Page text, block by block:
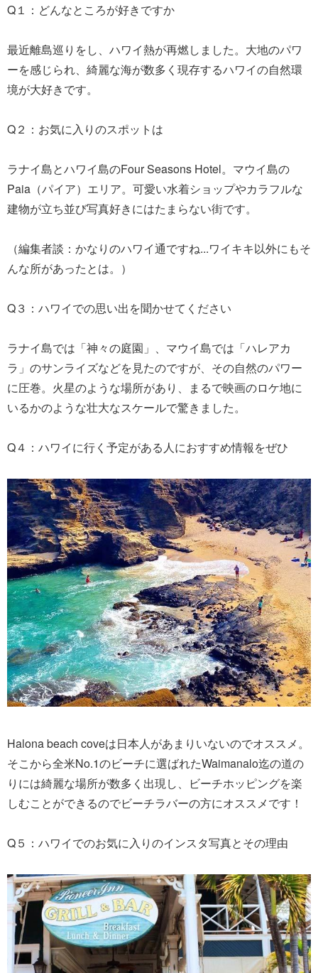
Q１：どんなところが好きですか
最近離島巡りをし、ハワイ熱が再燃しました。大地のパワ
ーを感じられ、綺麗な海が数多く現存するハワイの自然環
境が大好きです。
Q２：お気に入りのスポットは
ラナイ島とハワイ島のFour Seasons Hotel。マウイ島の
Paia（パイア）エリア。可愛い水着ショップやカラフルな
建物が立ち並び写真好きにはたまらない街です。
（編集者談：かなりのハワイ通ですね...ワイキキ以外にもそ
んな所があったとは。）
Q３：ハワイでの思い出を聞かせてください
ラナイ島では「神々の庭園」、マウイ島では「ハレアカ
ラ」のサンライズなどを見たのですが、その自然のパワー
に圧巻。火星のような場所があり、まるで映画のロケ地に
いるかのような壮大なスケールで驚きました。
Q４：ハワイに行く予定がある人におすすめ情報をぜひ
Halona beach coveは日本人があまりいないのでオススメ。
そこから全米No.1のビーチに選ばれたWaimanalo迄の道の
りには綺麗な場所が数多く出現し、ビーチホッピングを楽
しむことができるのでビーチラバーの方にオススメです！
Q５：ハワイでのお気に入りのインスタ写真とその理由